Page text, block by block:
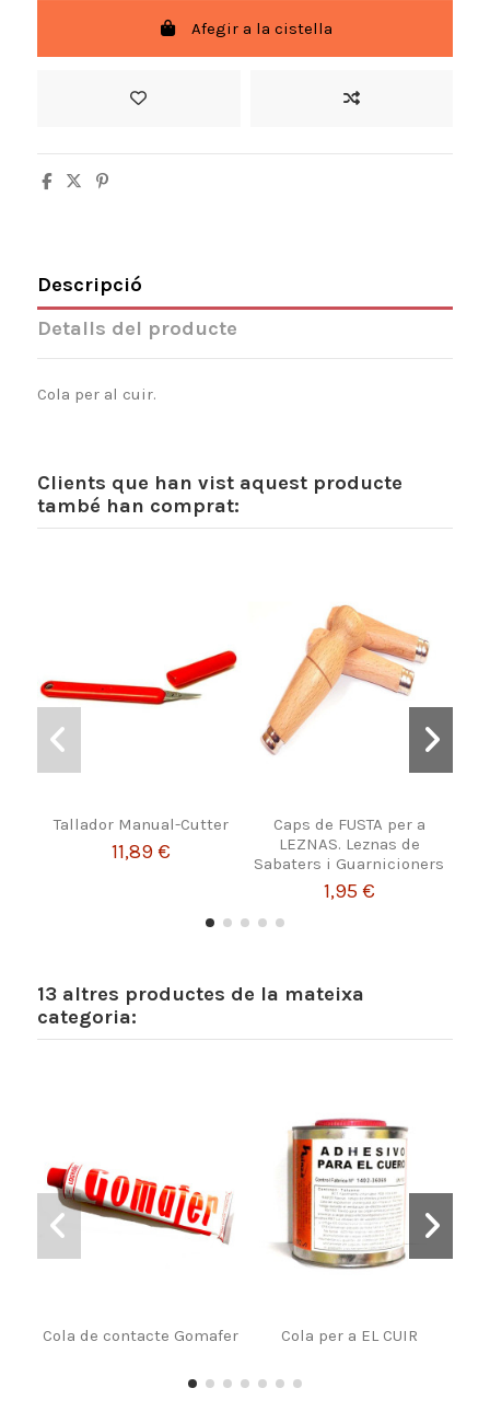
Afegir a la cistella
Descripció
Detalls del producte
Cola per al cuir.
Clients que han vist aquest producte
també han comprat:
Tallador Manual-Cutter
11,89 €
Caps de FUSTA per a
LEZNAS. Leznas de
Sabaters i Guarnicioners
1,95 €
13 altres productes de la mateixa
categoria:
Cola de contacte Gomafer Cola per a EL CUIR